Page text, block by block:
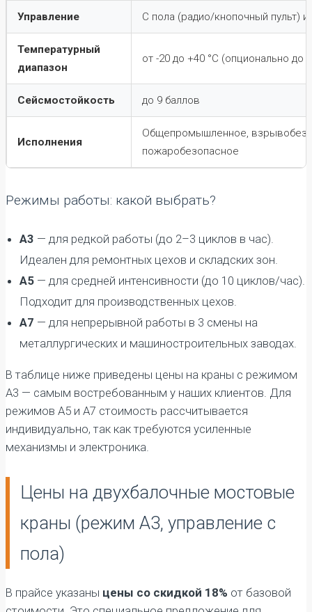
Управление С пола (радио/кнопочный пульт)
Температурный
диапазон
от -20 до +40 °C (опционально до -
Сейсмостойкость до 9 баллов
Исполнения
Общепромышленное,
пожаробезопасное
Режимы работы: какой выбрать?
А3 — для редкой работы (до 2–3 циклов в час).
Идеален для ремонтных цехов и складских зон.
А5 — для средней интенсивности (до 10 циклов/час).
Подходит для производственных цехов.
А7 — для непрерывной работы в 3 смены на
металлургических и машиностроительных заводах.
В таблице ниже приведены цены на краны с режимом
А3 — самым востребованным у наших клиентов. Для
режимов А5 и А7 стоимость рассчитывается
индивидуально, так как требуются усиленные
механизмы и электроника.
Цены на двухбалочные мостовые
краны (режим А3, управление с
пола)
В прайсе указаны цены со скидкой 18% от базовой